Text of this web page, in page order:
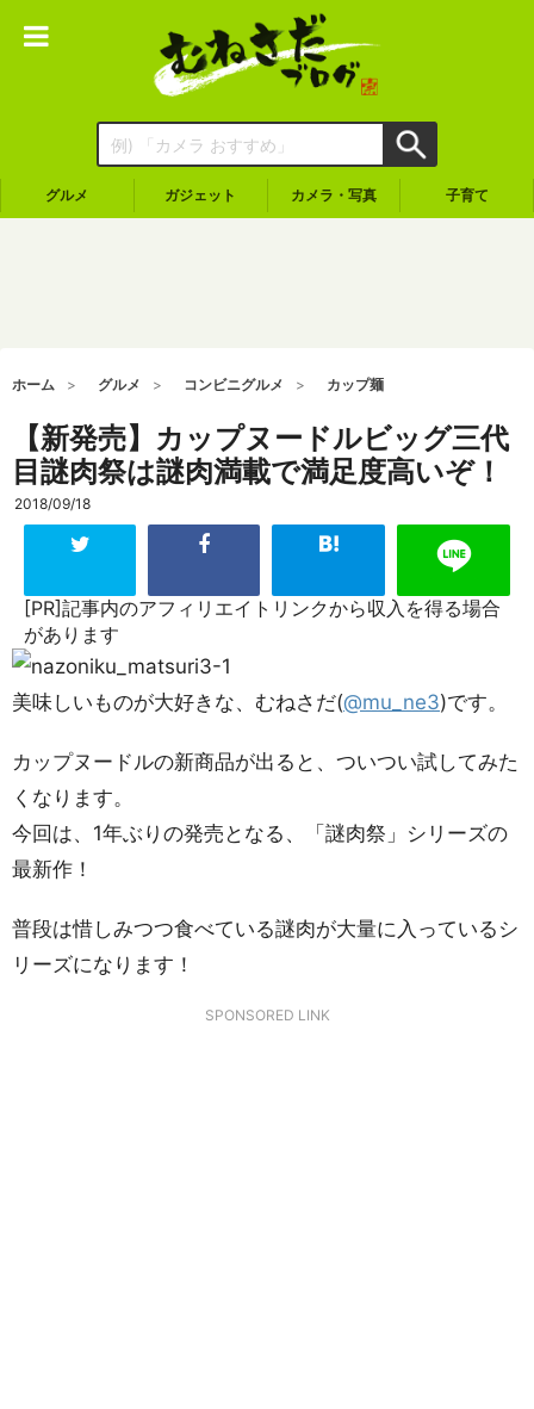
グルメ ガジェット カメラ・写真 子育て
ホーム グルメ コンビニグルメ カップ麺
【新発売】カップヌードルビッグ三代
目謎肉祭は謎肉満載で満足度高いぞ！
2018/09/18
[PR]記事内のアフィリエイトリンクから収入を得る場合
があります
美味しいものが大好きな、むねさだ(@mu_ne3)です。
カップヌードルの新商品が出ると、ついつい試してみた
くなります。
今回は、1年ぶりの発売となる、「謎肉祭」シリーズの
最新作！
普段は惜しみつつ食べている謎肉が大量に入っているシ
リーズになります！
SPONSORED LINK